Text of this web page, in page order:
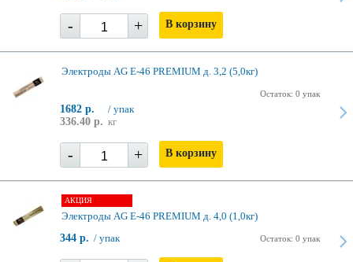
- + В корзину
Электроды AG E-46 PREMIUM д. 3,2 (5,0кг)
Остаток: 0 упак
1682 р.
336.40 р.
/ упак
кг
- + В корзину
АКЦИЯ
Электроды AG E-46 PREMIUM д. 4,0 (1,0кг)
Остаток: 0 упак
344 р. / упак